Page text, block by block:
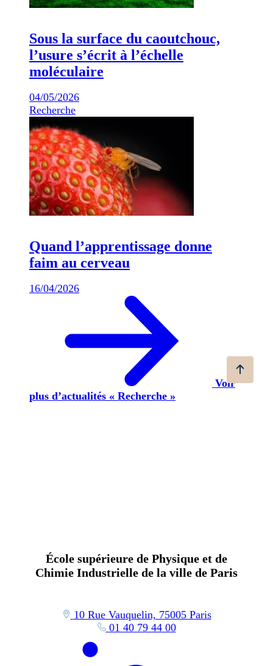
Sous la surface du caoutchouc,
l’usure s’écrit à l’échelle
moléculaire
04/05/2026
Recherche
Quand l’apprentissage donne
faim au cerveau
16/04/2026
Voir
plus d’actualités « Recherche »
École supérieure de Physique et de
Chimie Industrielle de la ville de Paris
10 Rue Vauquelin, 75005 Paris
01 40 79 44 00